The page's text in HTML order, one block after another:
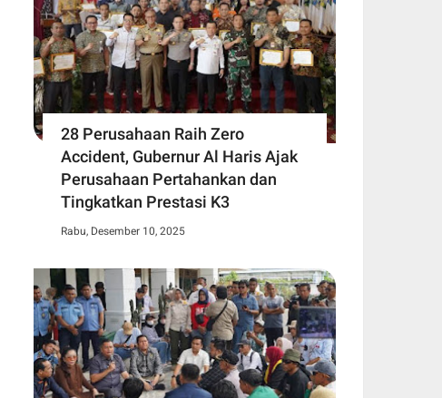
28 Perusahaan Raih Zero
Accident, Gubernur Al Haris Ajak
Perusahaan Pertahankan dan
Tingkatkan Prestasi K3
Rabu, Desember 10, 2025